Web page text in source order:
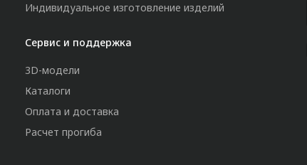
Индивидуальное изготовление изделий
Сервис и поддержка
3D-модели
Каталоги
Оплата и доставка
Расчет прогиба